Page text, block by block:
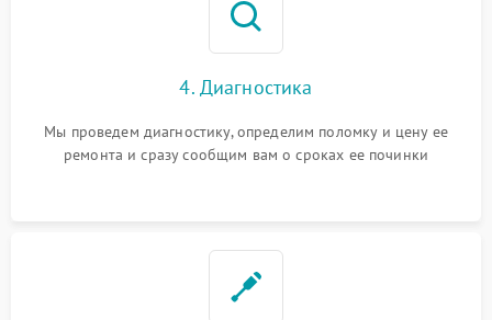
4. Диагностика
Мы проведем диагностику, определим поломку и цену ее
ремонта и сразу сообщим вам о сроках ее починки